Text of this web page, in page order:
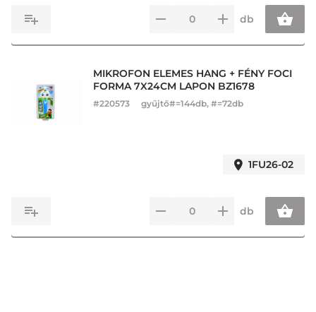
db
MIKROFON ELEMES HANG + FÉNY FOCI
FORMA 7X24CM LAPON BZ1678
#220573 gyűjtő#=144db, #=72db
1FU26-02
db